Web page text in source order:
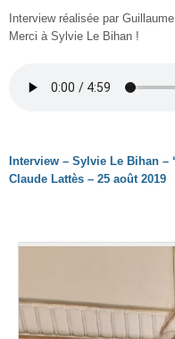
Interview réalisée par
Merci à Sylvie Le Bihan !
Interview – Sylvie Le Bihan
Claude Lattès – 25 août 2019